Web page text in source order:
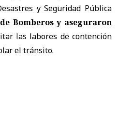
y Seguridad Pública
Bomberos y aseguraron
las labores de contención
el tránsito.